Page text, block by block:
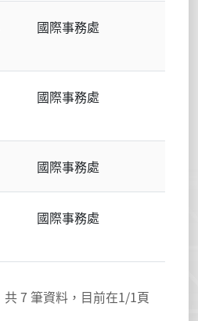
國際事務處
國際事務處
國際事務處
國際事務處
共7 筆資料，目前在1/1頁